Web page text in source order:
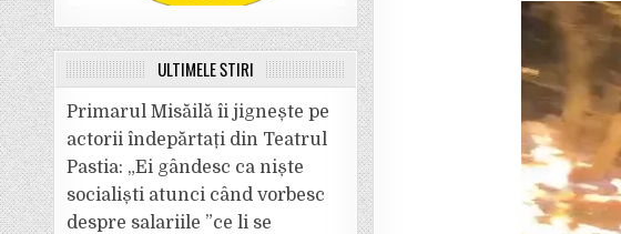
ULTIMELE ȘTIRI
Primarul Misăilă îi jignește pe
actorii îndepărtați din Teatrul
Pastia: „Ei gândesc ca niște
socialiști atunci când vorbesc
despre salariile ”ce li se